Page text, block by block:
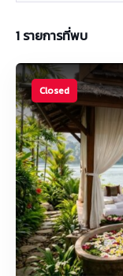
1 รายการที่พบ
Closed